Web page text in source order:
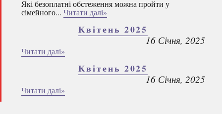
Які безоплатні обстеження можна пройти у
сімейного... Читати далі»
Квітень 2025
16 Січня, 2025
Читати далі»
Квітень 2025
16 Січня, 2025
Читати далі»